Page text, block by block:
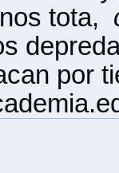
tota,
por